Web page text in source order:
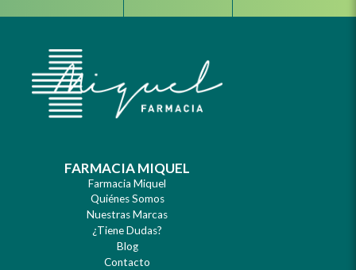
FARMACIA MIQUEL
Farmacia Miquel
Quiénes Somos
Nuestras Marcas
¿Tiene Dudas?
Blog
Contacto